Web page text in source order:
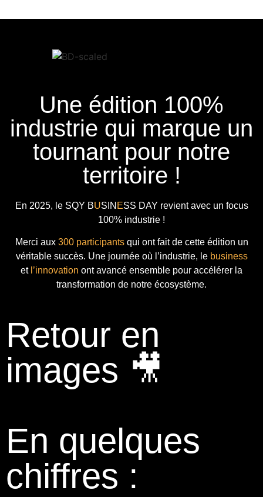
Une édition 100%
industrie qui marque un
tournant pour notre
territoire !
En 2025, le SQY BUSIN ESS DAY revient avec un focus
100% industrie !
Merci aux 300 participantsqui ont fait de cette édition un
véritable succès. Une journée où l’industrie, le business
et l’innovation ont avancé ensemble pour accélérer la
transformation de notre écosystème.
Retour en
images 🎥
En quelques
chiffres :